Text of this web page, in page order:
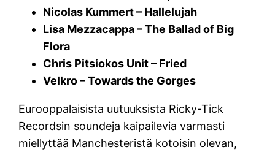
Nicolas Kummert – Hallelujah
Lisa Mezzacappa – The Ballad of Big
Flora
Chris Pitsiokos Unit – Fried
Velkro – Towards the Gorges
Eurooppalaisista uutuuksista Ricky-Tick
Recordsin soundeja kaipailevia varmasti
miellyttää Manchesteristä kotoisin olevan,